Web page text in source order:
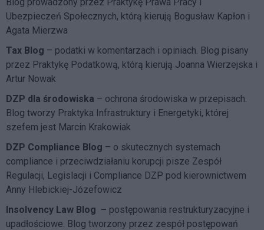
Ubezpieczeń Społecznych, którą kierują Bogusław Kapłon i
Agata Mierzwa
Tax Blog – podatki w komentarzach i opiniach. Blog pisany
przez Praktykę Podatkową, którą kierują Joanna Wierzejska i
Artur Nowak
DZP dla środowiska – ochrona środowiska w przepisach.
Blog tworzy Praktyka Infrastruktury i Energetyki, której
szefem jest Marcin Krakowiak
DZP Compliance Blog – o skutecznych systemach
compliance i przeciwdziałaniu korupcji pisze Zespół
Regulacji, Legislacji i Compliance DZP pod kierownictwem
Anny Hlebickiej-Józefowicz
Insolvency Law Blog – postępowania restrukturyzacyjne i
upadłościowe. Blog tworzony przez zespół postępowań